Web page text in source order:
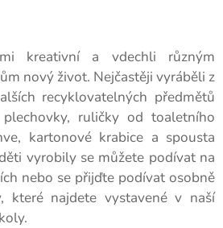
kreativní a vdechli různým
nový život. Nejčastěji vyráběli z
recyklovatelných předmětů
ruličky od toaletního
kartonové krabice a spousta
vyrobily se můžete podívat na
nebo se přijďte podívat osobně
které najdete vystavené v naší